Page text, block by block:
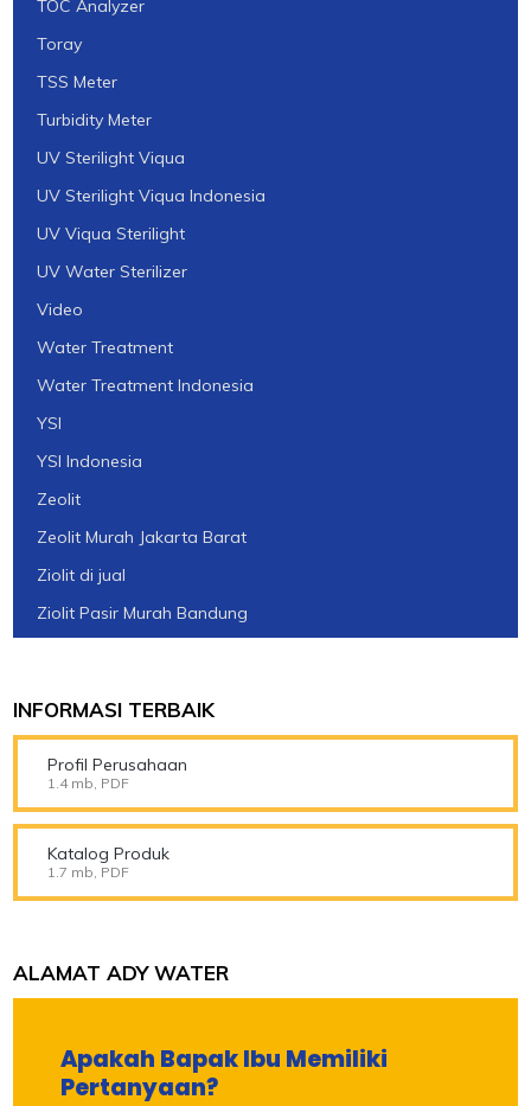
TOC Analyzer
Toray
TSS Meter
Turbidity Meter
UV Sterilight Viqua
UV Sterilight Viqua Indonesia
UV Viqua Sterilight
UV Water Sterilizer
Video
Water Treatment
Water Treatment Indonesia
YSI
YSI Indonesia
Zeolit
Zeolit Murah Jakarta Barat
Ziolit di jual
Ziolit Pasir Murah Bandung
INFORMASI TERBAIK
Profil Perusahaan
1.4 mb, PDF
Katalog Produk
1.7 mb, PDF
ALAMAT ADY WATER
Apakah Bapak Ibu Memiliki
Pertanyaan?